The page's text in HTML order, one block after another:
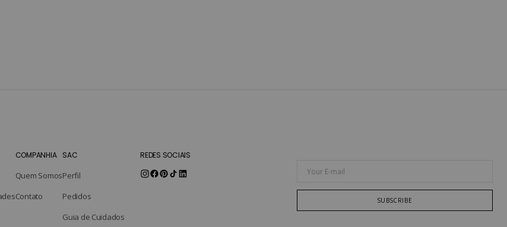
COMPANHIA
Quem Somos
Contato
SAC
Perfil
Pedidos
Guia de Cuidados
REDES SOCIAIS
Instagram
Facebook
Pinterest
TikTok
SUBSCRIBE